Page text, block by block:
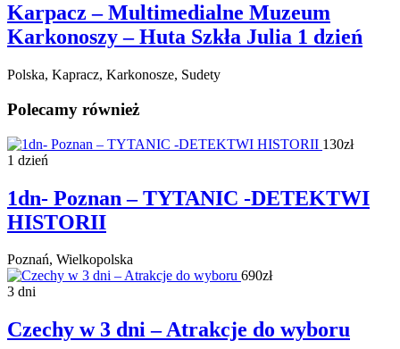
Karpacz – Multimedialne Muzeum
Karkonoszy – Huta Szkła Julia 1 dzień
Polska, Kapracz, Karkonosze, Sudety
Polecamy również
130zł
1 dzień
1dn- Poznan – TYTANIC -DETEKTWI
HISTORII
Poznań, Wielkopolska
690zł
3 dni
Czechy w 3 dni – Atrakcje do wyboru